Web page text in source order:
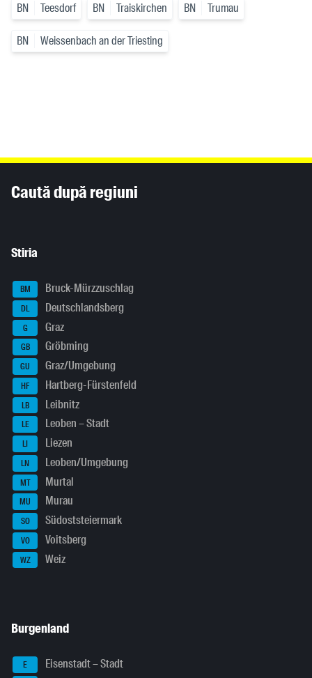
BN Teesdorf BN Traiskirchen BN Trumau
BN Weissenbach an der Triesting
Caută după regiuni
Stiria
BM Bruck-Mürzzuschlag
DL Deutschlandsberg
G Graz
GB Gröbming
GU Graz/Umgebung
HF Hartberg-Fürstenfeld
LB Leibnitz
LE Leoben – Stadt
LI Liezen
LN Leoben/Umgebung
MT Murtal
MU Murau
SO Südoststeiermark
VO Voitsberg
WZ Weiz
Burgenland
E
Eisenstadt – Stadt